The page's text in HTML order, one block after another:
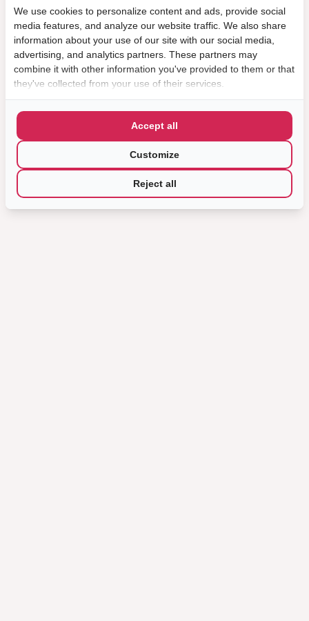
We use cookies to personalize content and ads, provide social
media features, and analyze our website traffic. We also share
information about your use of our site with our social media,
advertising, and analytics partners. These partners may
combine it with other information you've provided to them or that
they've collected from your use of their services.
Reject all
Customize
Accept all